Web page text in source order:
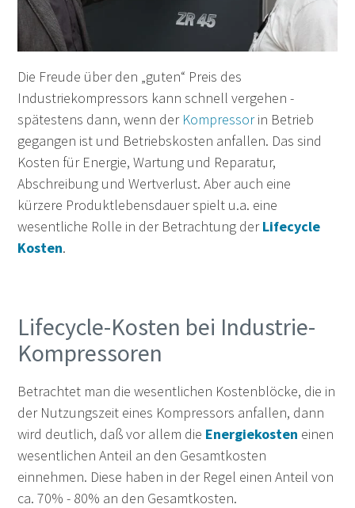
Die Freude über den „guten“ Preis des
Industriekompressors kann schnell vergehen -
spätestens dann, wenn der Kompressorin Betrieb
gegangen ist und Betriebskosten anfallen. Das sind
Kosten für Energie, Wartung und Reparatur,
Abschreibung und Wertverlust. Aber auch eine
kürzere Produktlebensdauer spielt u.a. eine
wesentliche Rolle in der Betrachtung derLifecycle
Kosten.
Lifecycle-Kosten bei Industrie-
Kompressoren
Betrachtet man die wesentlichen Kostenblöcke, die in
der Nutzungszeit eines Kompressors anfallen, dann
wird deutlich, daß vor allem die Energiekosten einen
wesentlichen Anteil an den Gesamtkosten
einnehmen. Diese haben in der Regel einen Anteil von
ca. 70% - 80% an den Gesamtkosten.